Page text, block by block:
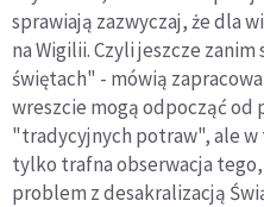
sprawiają zazwyczaj, że dla
na Wigilii. Czyli jeszcze
świętach" - mówią
wreszcie mogą odpocząć od
"tradycyjnych potraw", ale
tylko trafna obserwacja
problem z desakralizacją